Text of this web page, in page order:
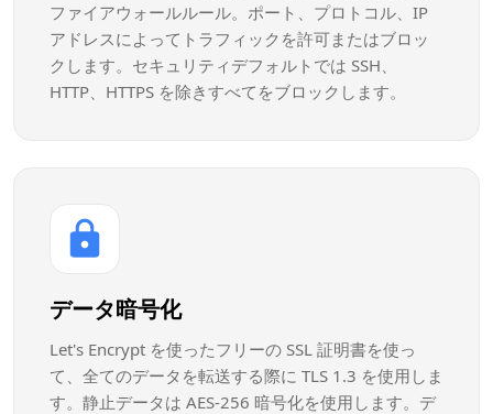
ファイアウォールルール。ポート、プロトコル、IP
アドレスによってトラフィックを許可またはブロッ
クします。セキュリティデフォルトでは SSH、
HTTP、HTTPS を除きすべてをブロックします。
データ暗号化
Let's Encrypt を使ったフリーの SSL 証明書を使っ
て、全てのデータを転送する際に TLS 1.3 を使用しま
す。静止データは AES-256 暗号化を使用します。デ